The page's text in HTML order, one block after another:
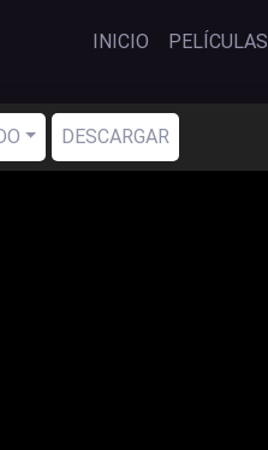
INICIO PELÍCULAS
DESCARGAR